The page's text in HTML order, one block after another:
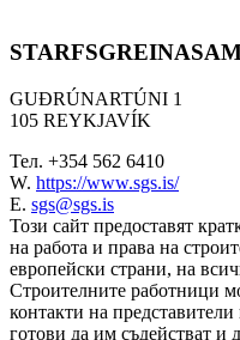
GUÐRÚNARTÚNI 1
105 REYKJAVÍK
Тел. +354 562 6410
W. https://www.sgs.is/
E. sgs@sgs.is
Този сайт предоставят
на работа и права на
европейски страни, на
Строителните работници
контакти на
готови да им съдействат и